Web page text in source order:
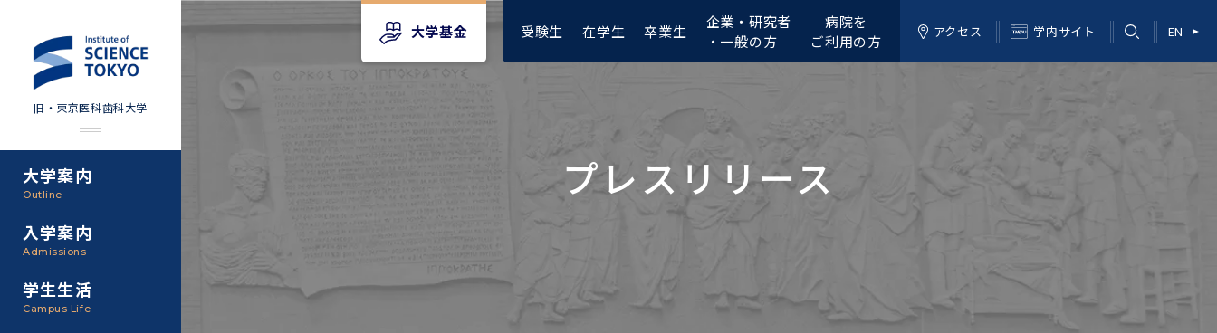
大学基金 受験生 在学生 卒業生
企業・研究者
・一般の方
病院を
ご利用の方
アクセス 学内サイト EN
旧・東京医科歯科大学
大学案内
Outline
基本理念・沿革
東京医科歯科大学の特色
計画等について【6年間】
1-2.年度計画・年度評価等
について【第1期～第3期】
東京医科歯科大学ダイバー
シティ＆インクルージョン
入学案内
Admissions
学部などについて
学生生活
Campus Life
Science Tokyo SPRING
(医歯学系)
歯学系)
猶予について(Admission &
Tuition
歯学部（歯学科･口腔保健学
修士課程 医歯理工保健学専
研究基盤クラスター（統合
研究手続き
研究活動
プレスリリース